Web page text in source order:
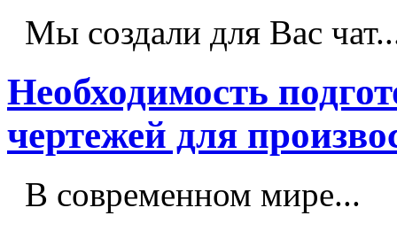
Мы создали для Вас
Необходимость
чертежей для
В современном мире...